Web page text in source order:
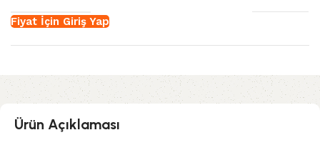
Fiyat İçin Giriş Yap
Ürün Açıklaması